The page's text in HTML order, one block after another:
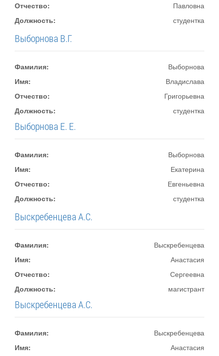
Отчество:
Павловна
Должность:
студентка
Выборнова В.Г.
Фамилия:
Выборнова
Имя:
Владислава
Отчество:
Григорьевна
Должность:
студентка
Выборнова Е. Е.
Фамилия:
Выборнова
Имя:
Екатерина
Отчество:
Евгеньевна
Должность:
студентка
Выскребенцева А.С.
Фамилия:
Выскребенцева
Имя:
Анастасия
Отчество:
Сергеевна
Должность:
магистрант
Выскребенцева А.С.
Фамилия:
Выскребенцева
Имя:
Анастасия